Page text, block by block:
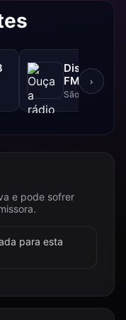
Disney -
FM
São Paulo, SP
›
e pode sofrer
para esta